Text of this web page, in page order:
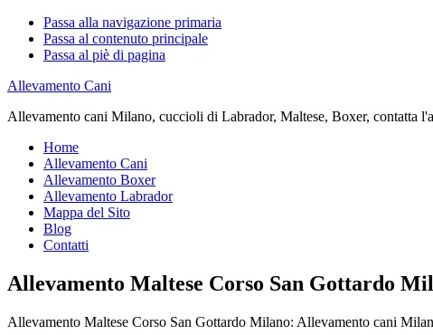
Passa alla navigazione primaria
Passa al contenuto principale
Passa al piè di pagina
Allevamento Cani
Allevamento cani Milano, cuccioli di Labrador, Maltese, Boxer, contatta
Home
Allevamento Cani
Allevamento Boxer
Allevamento Labrador
Mappa del Sito
Blog
Contatti
Allevamento Maltese Corso San Gottardo
Allevamento Maltese Corso San Gottardo Milano: Allevamento cani